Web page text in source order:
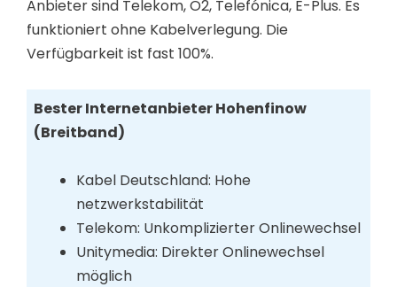
Anbieter sind Telekom, O2, Telefónica, E-Plus. Es
funktioniert ohne Kabelverlegung. Die
Verfügbarkeit ist fast 100%.
Bester Internetanbieter Hohenfinow
(Breitband)
Kabel Deutschland: Hohe
netzwerkstabilität
Telekom: Unkomplizierter Onlinewechsel
Unitymedia: Direkter Onlinewechsel
möglich